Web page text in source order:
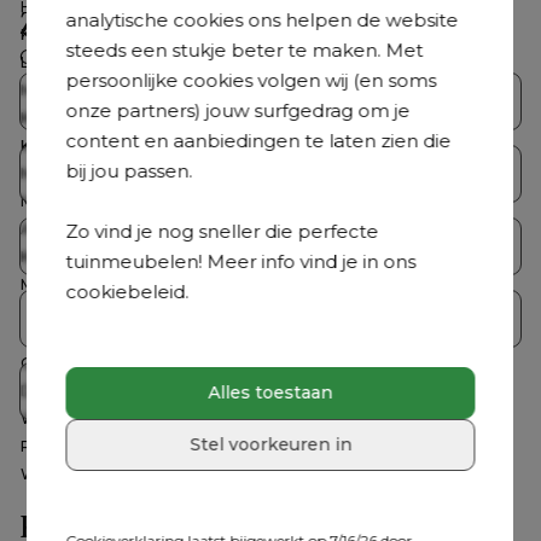
analytische cookies ons helpen de website
steeds een stukje beter te maken. Met
persoonlijke cookies volgen wij (en soms
onze partners) jouw surfgedrag om je
content en aanbiedingen te laten zien die
bij jou passen.
Zo vind je nog sneller die perfecte
tuinmeubelen! Meer info vind je in ons
cookiebeleid.
Alles toestaan
Stel voorkeuren in
Hoogte zitting
Kussen(s) inbegrepen
Loungetafel inbegrepen
Nee
Merk
Bristol à la carte
Kleur frame
Beige
Kleur kussens
Grijs
Materiaal zitting
Materiaal frame
Aantal personen
1 persoon
Kleur
Beige
Materiaal
Gemonteerd
Nee
Detailkleur kussen
Chartres Pewter
Wasbare hoes
Nee
Roestvrij frame
Ja
Weerbestendigheid tuinmeubel
Dit tuinmeubel is geschikt om in
Zoek je iets anders?
Ontdek ons volledig aanbod
Bristol Collecties Loungesets
Tuintafelsets
Tuinstoelen
Hulp nodig?